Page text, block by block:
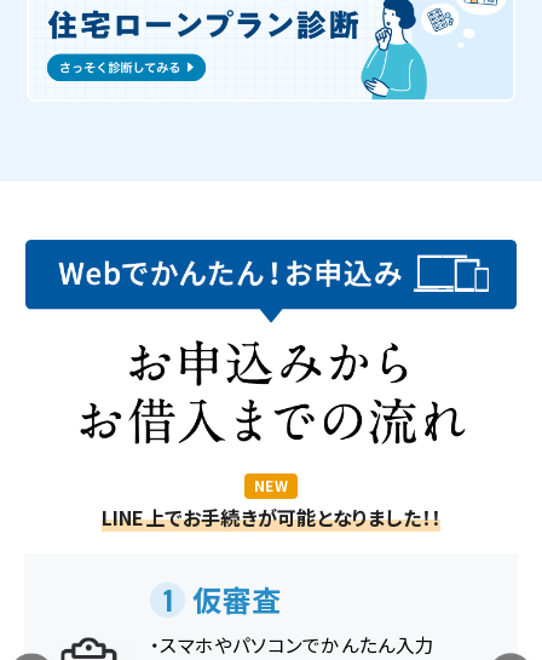
NEW
LINE上でお手続きが可能となりました！！
1 仮審査
・スマホやパソコンでかんたん入力